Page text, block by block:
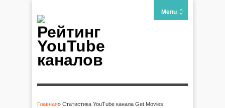
Рейтинг
YouTube
каналов
Menu
Главная» Статистика YouTube канала Get Movies